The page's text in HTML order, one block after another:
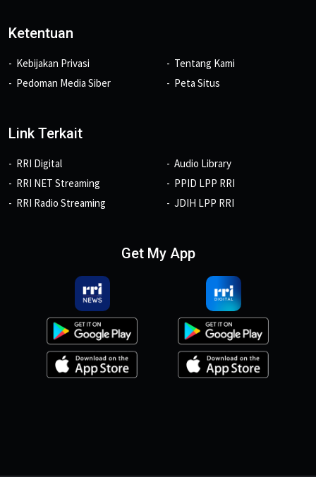
Ketentuan
Kebijakan Privasi
Pedoman Media Siber
Tentang Kami
Peta Situs
Link Terkait
RRI Digital
RRI NET Streaming
RRI Radio Streaming
Audio Library
PPID LPP RRI
JDIH LPP RRI
Get My App